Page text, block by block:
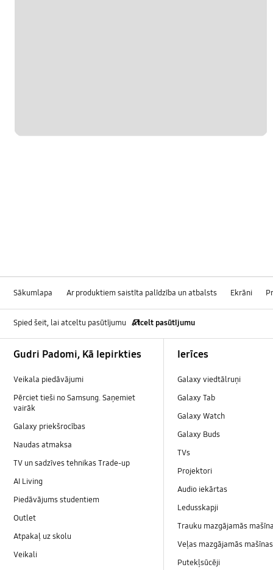
Sākumlapa Ar produktiem saistīta palīdzība un atbalsts Ekrāni
Spied šeit, lai atceltu pasūtījumu Atcelt pasūtījumu
Gudri Padomi, Kā Iepirkties
Veikala piedāvājumi
Pērciet tieši no Samsung. Saņemiet
vairāk
Galaxy priekšrocības
Naudas atmaksa
TV un sadzīves tehnikas Trade-up
AI Living
Piedāvājums studentiem
Outlet
Atpakaļ uz skolu
Veikali
Ierīces
Galaxy viedtālruņi
Galaxy Tab
Galaxy Watch
Galaxy Buds
TVs
Projektori
Audio iekārtas
Ledusskapji
Trauku mazgājamās
Veļas mazgājamās
Putekļsūcēji